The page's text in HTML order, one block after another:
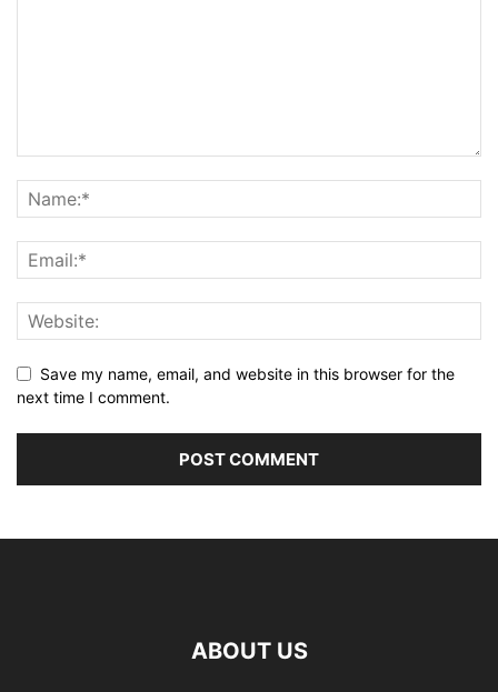
Save my name, email, and website in this browser for the
next time I comment.
ABOUT US